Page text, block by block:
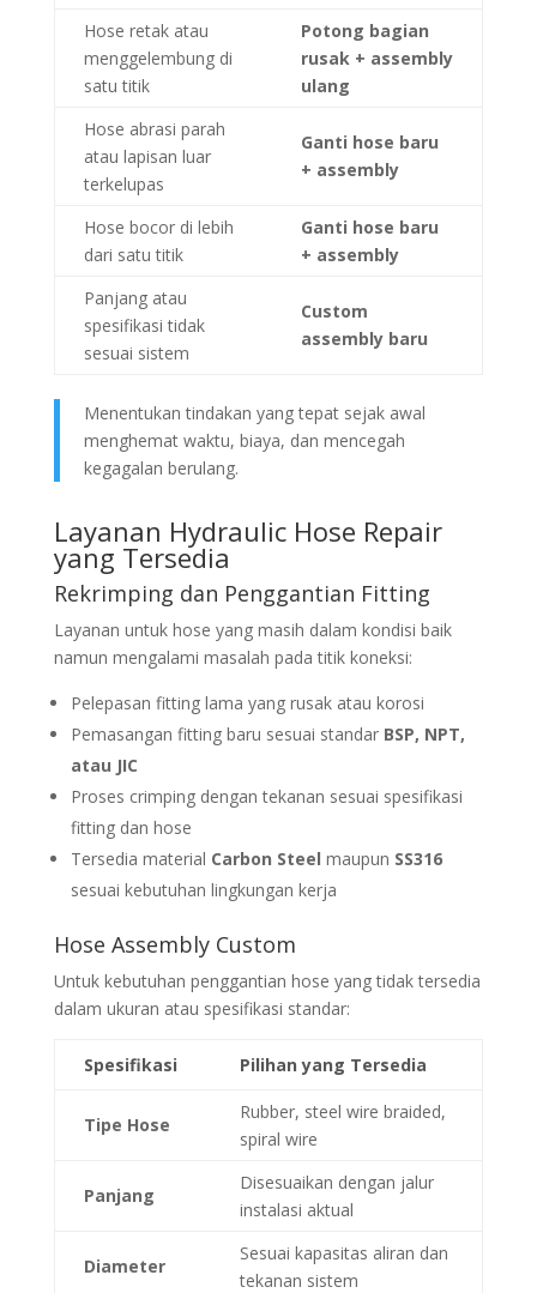
Hose retak atau
menggelembung di
satu titik
Potong bagian
rusak + assembly
ulang
Hose abrasi parah
atau lapisan luar
terkelupas
Ganti hose baru
+ assembly
Hose bocor di lebih
dari satu titik
Ganti hose baru
+ assembly
Panjang atau
spesifikasi tidak
sesuai sistem
Custom
assembly baru
Menentukan tindakan yang tepat sejak awal
menghemat waktu, biaya, dan mencegah
kegagalan berulang.
Layanan Hydraulic Hose Repair
yang Tersedia
Rekrimping dan Penggantian Fitting
Layanan untuk hose yang masih dalam kondisi baik
namun mengalami masalah pada titik koneksi:
Pelepasan fitting lama yang rusak atau korosi
Pemasangan fitting baru sesuai standar BSP, NPT,
atau JIC
Proses crimping dengan tekanan sesuai spesifikasi
fitting dan hose
Tersedia material Carbon Steel maupun SS316
sesuai kebutuhan lingkungan kerja
Hose Assembly Custom
Untuk kebutuhan penggantian hose yang tidak tersedia
dalam ukuran atau spesifikasi standar:
Spesifikasi Pilihan yang Tersedia
Tipe Hose
Rubber, steel wire braided,
spiral wire
Panjang
Disesuaikan dengan jalur
instalasi aktual
Diameter
Sesuai kapasitas aliran dan
tekanan sistem